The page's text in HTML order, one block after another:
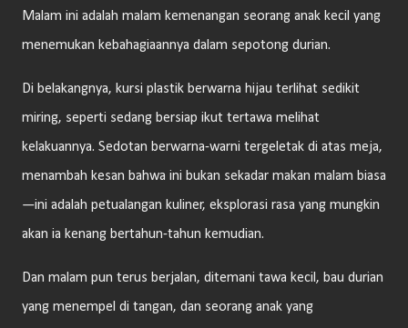
Malam ini adalah malam kemenangan seorang anak kecil yang
menemukan kebahagiaannya dalam sepotong durian.
Di belakangnya, kursi plastik berwarna hijau terlihat sedikit
miring, seperti sedang bersiap ikut tertawa melihat
kelakuannya. Sedotan berwarna-warni tergeletak di atas meja,
menambah kesan bahwa ini bukan sekadar makan malam biasa
—ini adalah petualangan kuliner, eksplorasi rasa yang mungkin
akan ia kenang bertahun-tahun kemudian.
Dan malam pun terus berjalan, ditemani tawa kecil, bau durian
yang menempel di tangan, dan seorang anak yang